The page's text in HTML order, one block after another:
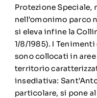
Protezione Speciale,
nell’omonimo parco
si eleva infine la
1/8/1985). I
sono collocati in
territorio
insediativa:
particolare, si pone